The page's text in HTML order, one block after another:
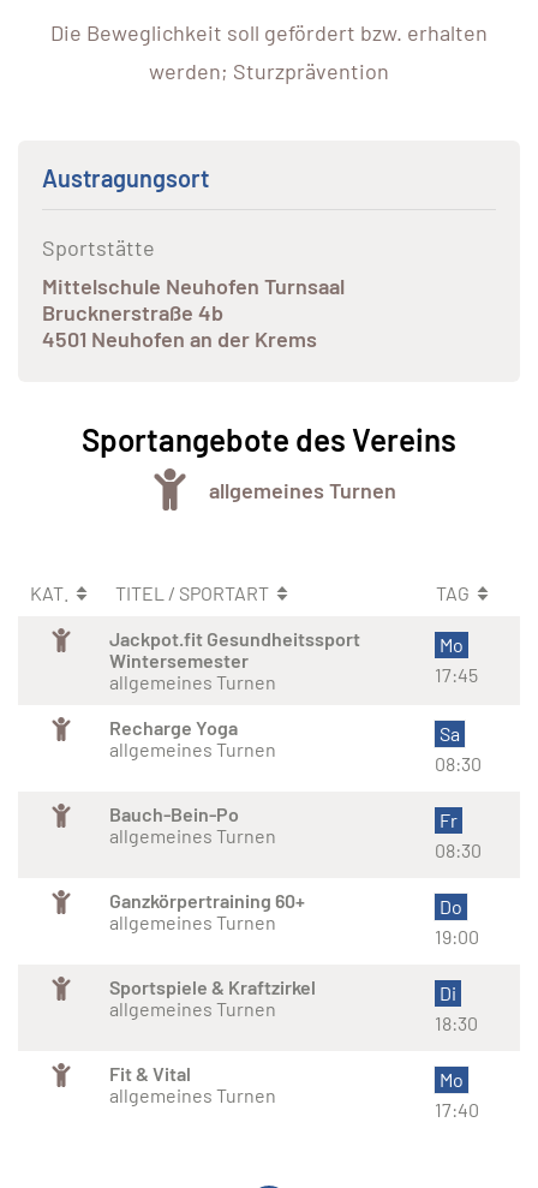
Die Beweglichkeit soll gefördert bzw. erhalten
werden; Sturzprävention
Austragungsort
Sportstätte
Mittelschule Neuhofen Turnsaal
Brucknerstraße 4b
4501 Neuhofen an der Krems
Sportangebote des Vereins
allgemeines Turnen
KAT. TITEL / SPORTART
TAG
Jackpot.fit Gesundheitssport
Wintersemester
allgemeines Turnen
Mo
17:45
Recharge Yoga
allgemeines Turnen
Sa
08:30
Bauch-Bein-Po
allgemeines Turnen
Fr
08:30
Ganzkörpertraining 60+
allgemeines Turnen
Do
19:00
Sportspiele & Kraftzirkel
allgemeines Turnen
Di
18:30
Fit & Vital
allgemeines Turnen
Mo
17:40